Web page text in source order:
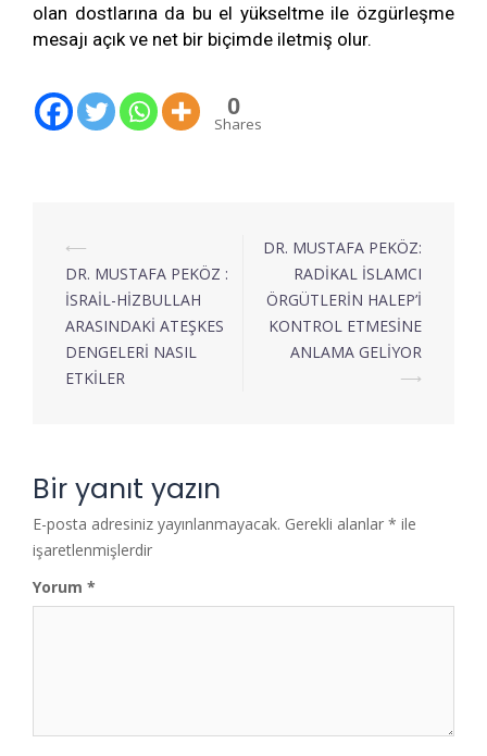
olan dostlarına da bu el yükseltme ile özgürleşme
mesajı açık ve net bir biçimde iletmiş olur.
0
Shares
⟵
DR. MUSTAFA PEKÖZ :
İSRAİL-HİZBULLAH
ARASINDAKİ ATEŞKES
DENGELERİ NASIL
ETKİLER
DR. MUSTAFA PEKÖZ:
RADİKAL İSLAMCI
ÖRGÜTLERİN HALEP’İ
KONTROL ETMESİNE
ANLAMA GELİYOR
⟶
Bir yanıt yazın
E-posta adresiniz yayınlanmayacak. Gerekli alanlar * ile
işaretlenmişlerdir
Yorum *